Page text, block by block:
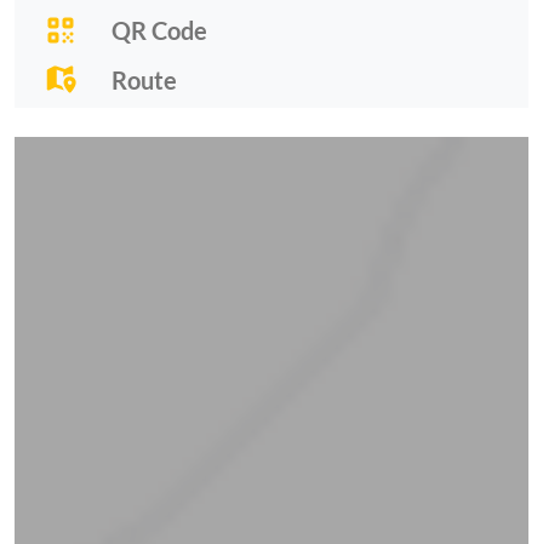
QR Code
Route